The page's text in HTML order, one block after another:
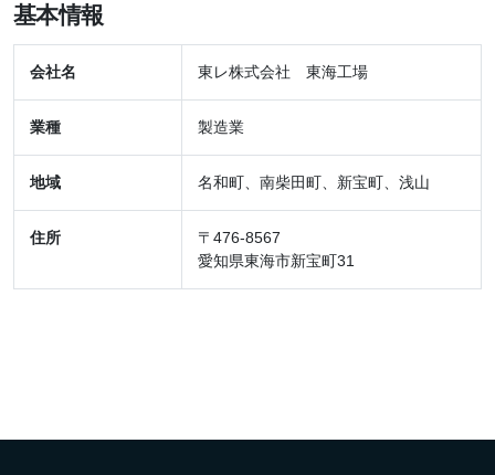
基本情報
会社名 東レ株式会社 東海工場
業種 製造業
地域 名和町、南柴田町、新宝町、浅山
住所
〒476-8567
愛知県東海市新宝町31